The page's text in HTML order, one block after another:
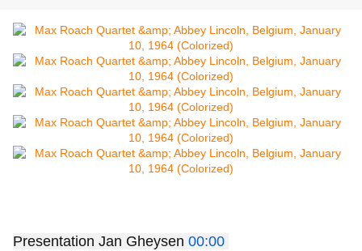
Presentation Jan Gheysen 00:00